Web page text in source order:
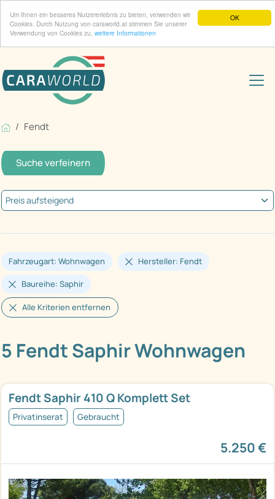
OK
Um Ihnen ein besseres Nutzererlebnis zu bieten, verwenden wir
Cookies. Durch Nutzung von caraworld.at stimmen Sie unserer
Verwendung von Cookies zu. weitere Informationen
Fendt
Suche verfeinern
Fahrzeugart: Wohnwagen Hersteller: Fendt
Baureihe: Saphir
Alle Kriterien entfernen
5 Fendt Saphir Wohnwagen
Fendt Saphir 410 Q Komplett Set
Privatinserat Gebraucht
5.250 €